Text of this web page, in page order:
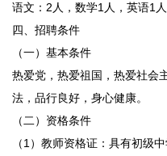
语文：2人，数学1人，英语1
四、招聘条件
（一）基本条件
热爱党，热爱祖国，热爱社会
法，品行良好，身心健康。
（二）资格条件
（1）教师资格证：具有初级